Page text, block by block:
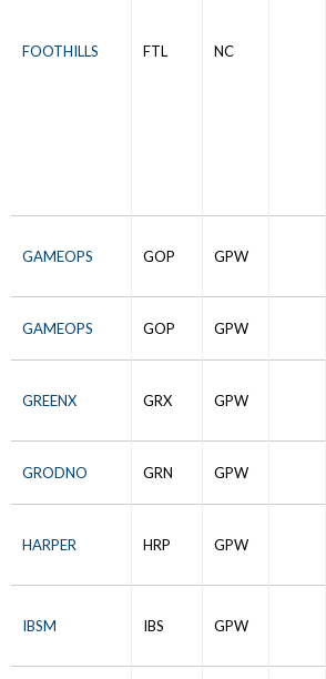
FOOTHILLS FTL NC
GAMEOPS GOP GPW
GAMEOPS GOP GPW
GREENX GRX GPW
GRODNO GRN GPW
HARPER HRP GPW
IBSM IBS GPW